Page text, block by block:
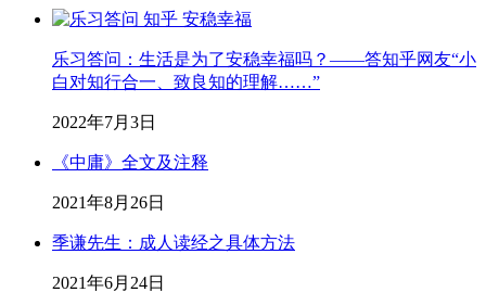
乐习答问：生活是为了安稳幸福吗？——答知乎网友“小
白对知行合一、致良知的理解……”
2022年7月3日
《中庸》全文及注释
2021年8月26日
季谦先生：成人读经之具体方法
2021年6月24日